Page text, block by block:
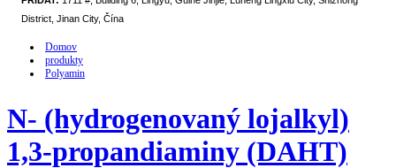
District, Jinan City, Čína
Domov
produkty
Polyamin
N- (hydrogenovaný lojalkyl)
1,3-propandiaminy (DAHT)